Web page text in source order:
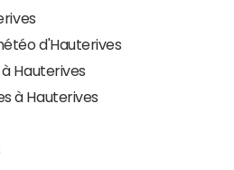
d'Hauterives
Hauterives
à Hauterives